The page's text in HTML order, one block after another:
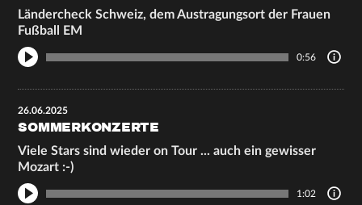
Ländercheck Schweiz, dem Austragungsort der Frauen
Fußball EM
0:56
26.06.2025
SOMMERKONZERTE
Viele Stars sind wieder on Tour ... auch ein gewisser
Mozart :-)
1:02